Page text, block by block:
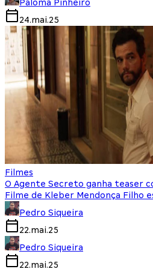
Paloma Pinheiro
24.mai.25
Filmes
O Agente Secreto ganha teaser
Filme de Kleber Mendonça Filho
Pedro Siqueira
22.mai.25
Pedro Siqueira
22.mai.25